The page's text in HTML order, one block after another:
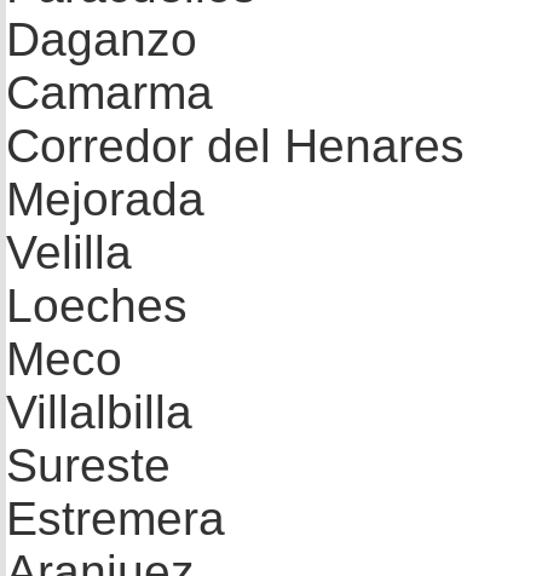
Daganzo
Camarma
Corredor del Henares
Mejorada
Velilla
Loeches
Meco
Villalbilla
Sureste
Estremera